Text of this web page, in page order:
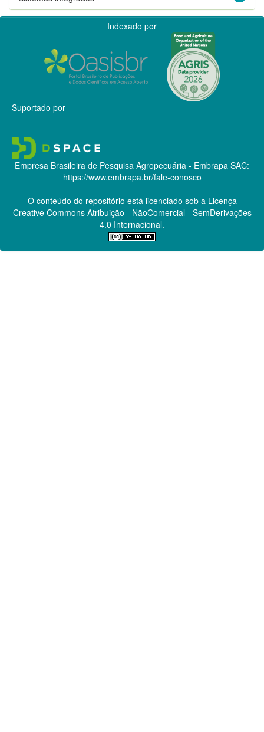
Indexado por
Suportado por
Empresa Brasileira de Pesquisa Agropecuária - Embrapa SAC:
https://www.embrapa.br/fale-conosco
O conteúdo do repositório está licenciado sob a Licença
Creative CommonsAtribuição - NãoComercial - SemDerivações
4.0 Internacional.